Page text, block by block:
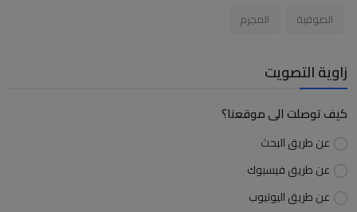
الصوفية
المجرم
زاوية التصويت
كيف توصلت الى موقعنا؟
عن طريق البحث
عن طريق فيسبوك
عن طريق اليوتيوب